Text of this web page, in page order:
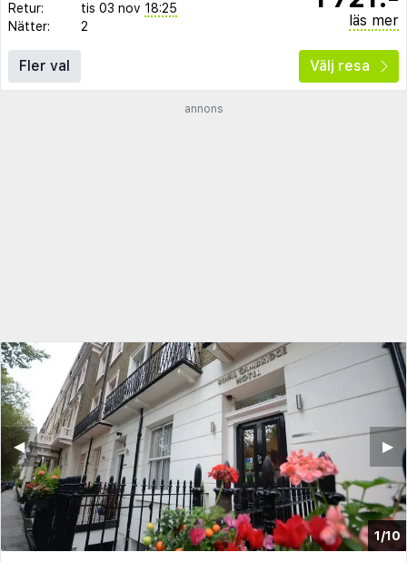
Retur:
tis 03 nov 18:25
Nätter:
2 läs mer
Fler val Välj resa
annons
1/10
▶︎
◀︎